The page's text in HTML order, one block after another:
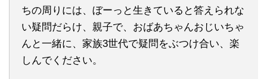
ちの周りには、ぼーっと生きていると答えられな
い疑問だらけ、親子で、おばあちゃんおじいちゃ
んと一緒に、家族3世代で疑問をぶつけ合い、楽
しんでください。